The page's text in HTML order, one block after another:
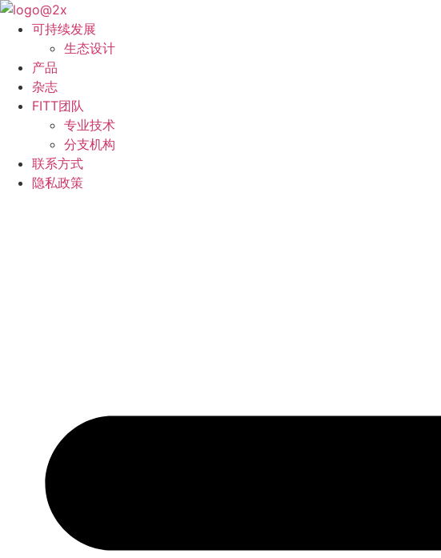
跳
可持续发展
生态设计
产品
杂志
FITT团队
专业技术
分支机构
联系方式
隐私政策